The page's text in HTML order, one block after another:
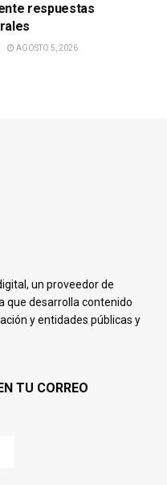
respuestas
AGOSTO 5, 2026
un proveedor de
que desarrolla contenido
y entidades públicas y
TU CORREO